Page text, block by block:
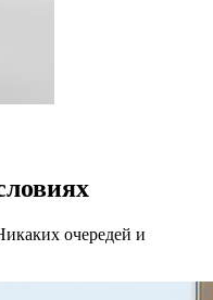
очередей и